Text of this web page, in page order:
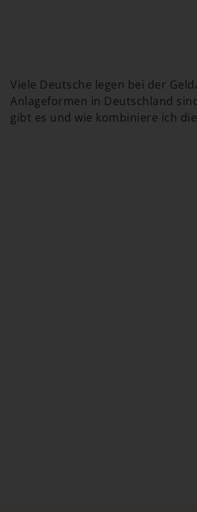
Viele Deutsche legen bei der
Anlageformen in Deutschland
gibt es und wie kombiniere ich